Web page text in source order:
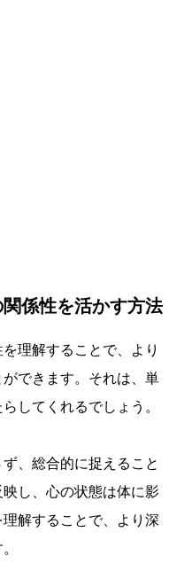
係性を活かす方法
理解することで、より
できます。それは、単
してくれるでしょう。
、総合的に捉えること
し、心の状態は体に影
解することで、より深